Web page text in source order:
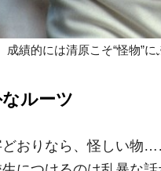
成績的には清原こそ“怪物”
ルーツ
おりなら、怪しい物